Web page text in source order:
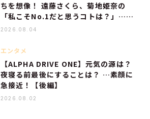
ちを想像！ 遠藤さくら、菊地姫奈の
「私こそNo.1だと思うコトは？」…
【人気記事TOP10】
2026.08.04
エンタメ
【ALPHA DRIVE ONE】元気の源は？
夜寝る前最後にすることは？ …素顔に
急接近！【後編】
2026.08.02